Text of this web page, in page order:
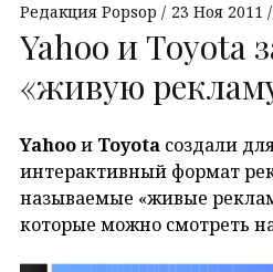
Редакция Popsop 23 Ноя 2011
Yahoo и Toyota
«живую
Yahooи Toyota создали
интерактивный формат
называемые «живые
которые можно смотреть